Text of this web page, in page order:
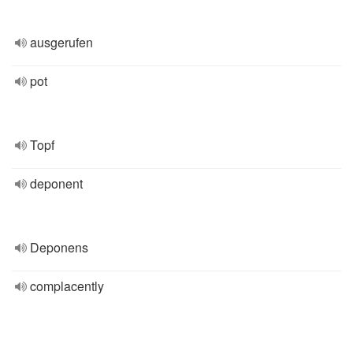
ausgerufen
pot
Topf
deponent
Deponens
complacently